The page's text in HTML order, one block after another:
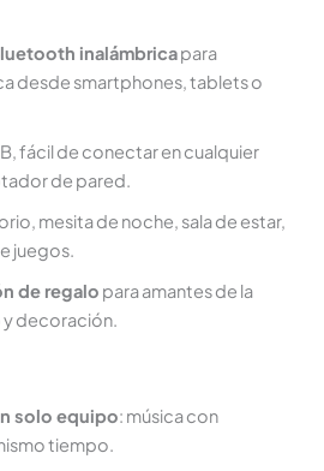
inalámbricapara
desde smartphones, tablets o
fácil de conectar en cualquier
de pared.
mesita de noche, sala de estar,
juegos.
de regalo para amantes de la
decoración.
solo equipo: música con
tiempo.